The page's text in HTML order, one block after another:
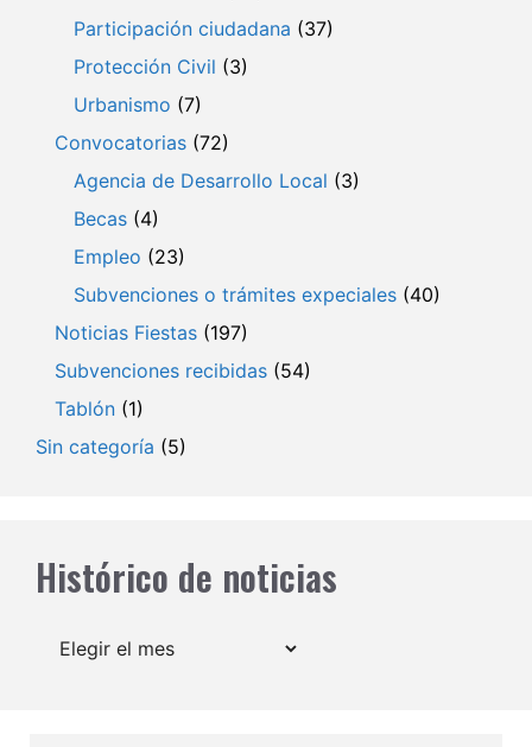
Participación ciudadana (37)
Protección Civil (3)
Urbanismo (7)
Convocatorias (72)
Agencia de Desarrollo Local (3)
Becas (4)
Empleo (23)
Subvenciones o trámites expeciales (40)
Noticias Fiestas (197)
Subvenciones recibidas (54)
Tablón (1)
Sin categoría (5)
Histórico de noticias
Archivos